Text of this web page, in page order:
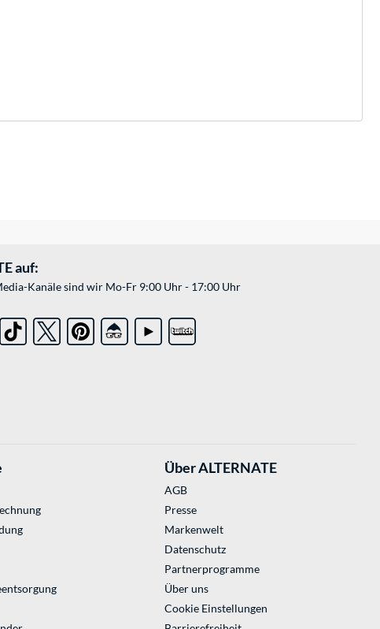
auf:
Kanäle sind wir Mo-Fr 9:00 Uhr - 17:00 Uhr
Über ALTERNATE
AGB
Presse
Markenwelt
Datenschutz
Partnerprogramme
Über uns
Cookie Einstellungen